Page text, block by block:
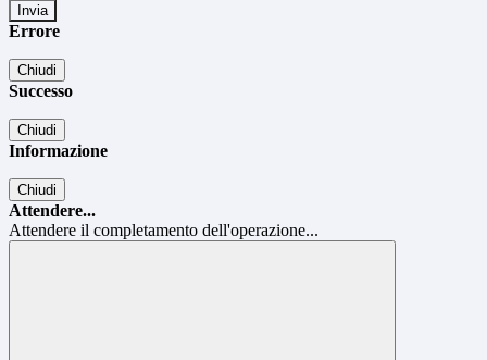
Errore
Chiudi
Successo
Chiudi
Informazione
Chiudi
Attendere...
Attendere il completamento dell'operazione...